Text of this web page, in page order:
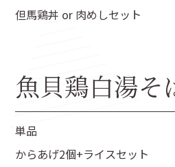
但馬鶏丼 or 肉めしセット
魚貝鶏白湯そ
単品
からあげ2個+ライスセット